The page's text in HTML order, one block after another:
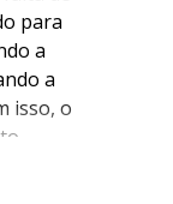
para
a
a
isso, o